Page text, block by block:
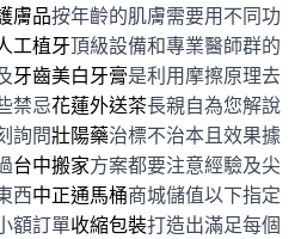
膚品按年齡的肌膚需要用不同功
工植牙頂級設備和專業醫師群的
牙齒美白牙膏是利用摩擦原理去
禁忌花蓮外送茶長親自為您解說
詢問壯陽藥治標不治本且效果據
台中搬家方案都要注意經驗及尖
西中正通馬桶商城儲值以下指定
額訂單收縮包裝打造出滿足每個